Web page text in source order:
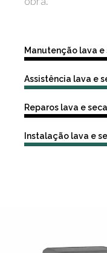
Manutenção lava
Assistência lava e
Reparos lava e
Instalação lava e